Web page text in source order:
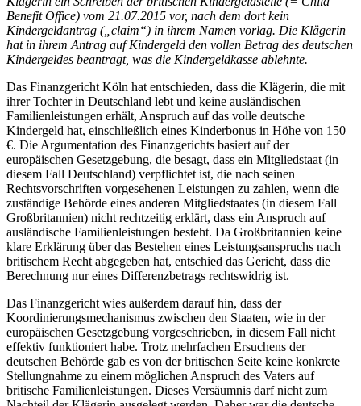
Benefit Office) vom 21.07.2015 vor, nach dem dort kein
Kindergeldantrag („claim“) in ihrem Namen vorlag. Die Klägerin
hat in ihrem Antrag auf Kindergeld den vollen Betrag des deutschen
Kindergeldes beantragt, was die Kindergeldkasse ablehnte.
Das Finanzgericht Köln hat entschieden, dass die Klägerin, die mit
ihrer Tochter in Deutschland lebt und keine ausländischen
Familienleistungen erhält, Anspruch auf das volle deutsche
Kindergeld hat, einschließlich eines Kinderbonus in Höhe von 150
€. Die Argumentation des Finanzgerichts basiert auf der
europäischen Gesetzgebung, die besagt, dass ein Mitgliedstaat (in
diesem Fall Deutschland) verpflichtet ist, die nach seinen
Rechtsvorschriften vorgesehenen Leistungen zu zahlen, wenn die
zuständige Behörde eines anderen Mitgliedstaates (in diesem Fall
Großbritannien) nicht rechtzeitig erklärt, dass ein Anspruch auf
ausländische Familienleistungen besteht. Da Großbritannien keine
klare Erklärung über das Bestehen eines Leistungsanspruchs nach
britischem Recht abgegeben hat, entschied das Gericht, dass die
Berechnung nur eines Differenzbetrags rechtswidrig ist.
Das Finanzgericht wies außerdem darauf hin, dass der
Koordinierungsmechanismus zwischen den Staaten, wie in der
europäischen Gesetzgebung vorgeschrieben, in diesem Fall nicht
effektiv funktioniert habe. Trotz mehrfachen Ersuchens der
deutschen Behörde gab es von der britischen Seite keine konkrete
Stellungnahme zu einem möglichen Anspruch des Vaters auf
britische Familienleistungen. Dieses Versäumnis darf nicht zum